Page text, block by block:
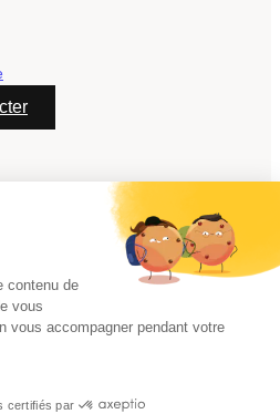
contenu de
vous
vous accompagner pendant votre
certifiés par
- tous droits réservés.
Plan de site